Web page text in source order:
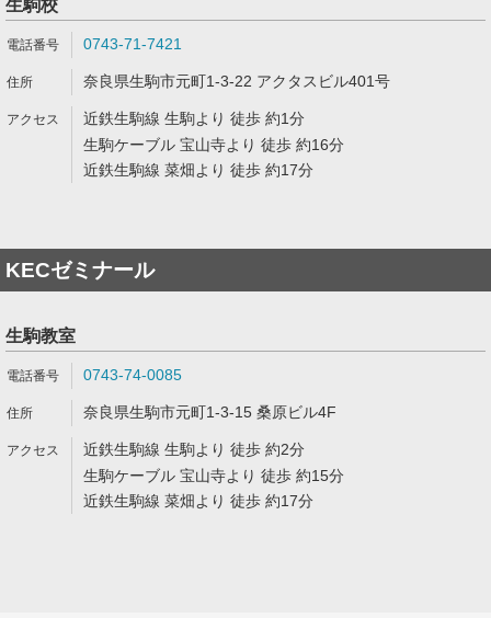
生駒校
0743-71-7421
奈良県生駒市元町1-3-22 アクタスビル401号
近鉄生駒線 生駒より 徒歩 約1分
生駒ケーブル 宝山寺より 徒歩 約16分
近鉄生駒線 菜畑より 徒歩 約17分
KECゼミナール
生駒教室
0743-74-0085
奈良県生駒市元町1-3-15 桑原ビル4F
近鉄生駒線 生駒より 徒歩 約2分
生駒ケーブル 宝山寺より 徒歩 約15分
近鉄生駒線 菜畑より 徒歩 約17分